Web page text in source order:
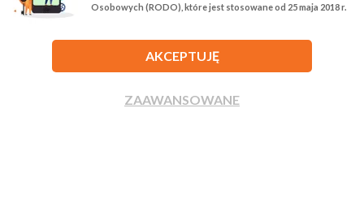
Biuro Nieruchomości Tur Nieruchomości
Osobowych (RODO), które jest stosowane od 25 maja 2018 r.
AKCEPTUJĘ
ZAAWANSOWANE